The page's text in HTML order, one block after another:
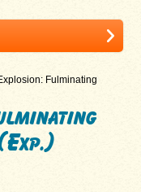
Fulminating